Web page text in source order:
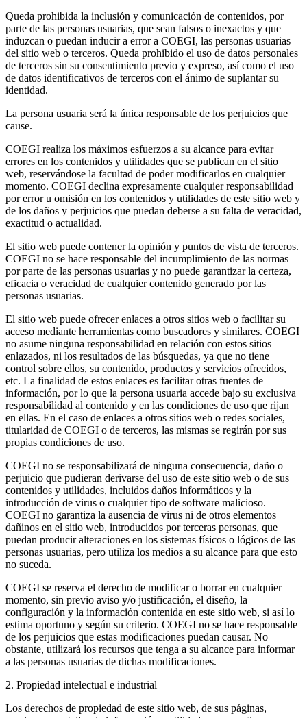
Queda prohibida la inclusión y comunicación de contenidos, por
parte de las personas usuarias, que sean falsos o inexactos y que
induzcan o puedan inducir a error a COEGI, las personas usuarias
del sitio web o terceros. Queda prohibido el uso de datos personales
de terceros sin su consentimiento previo y expreso, así como el uso
de datos identificativos de terceros con el ánimo de suplantar su
identidad.
La persona usuaria será la única responsable de los perjuicios que
cause.
COEGI realiza los máximos esfuerzos a su alcance para evitar
errores en los contenidos y utilidades que se publican en el sitio
web, reservándose la facultad de poder modificarlos en cualquier
momento. COEGI declina expresamente cualquier responsabilidad
por error u omisión en los contenidos y utilidades de este sitio web y
de los daños y perjuicios que puedan deberse a su falta de veracidad,
exactitud o actualidad.
El sitio web puede contener la opinión y puntos de vista de terceros.
COEGI no se hace responsable del incumplimiento de las normas
por parte de las personas usuarias y no puede garantizar la certeza,
eficacia o veracidad de cualquier contenido generado por las
personas usuarias.
El sitio web puede ofrecer enlaces a otros sitios web o facilitar su
acceso mediante herramientas como buscadores y similares. COEGI
no asume ninguna responsabilidad en relación con estos sitios
enlazados, ni los resultados de las búsquedas, ya que no tiene
control sobre ellos, su contenido, productos y servicios ofrecidos,
etc. La finalidad de estos enlaces es facilitar otras fuentes de
información, por lo que la persona usuaria accede bajo su exclusiva
responsabilidad al contenido y en las condiciones de uso que rijan
en ellas. En el caso de enlaces a otros sitios web o redes sociales,
titularidad de COEGI o de terceros, las mismas se regirán por sus
propias condiciones de uso.
COEGI no se responsabilizará de ninguna consecuencia, daño o
perjuicio que pudieran derivarse del uso de este sitio web o de sus
contenidos y utilidades, incluidos daños informáticos y la
introducción de virus o cualquier tipo de software malicioso.
COEGI no garantiza la ausencia de virus ni de otros elementos
dañinos en el sitio web, introducidos por terceras personas, que
puedan producir alteraciones en los sistemas físicos o lógicos de las
personas usuarias, pero utiliza los medios a su alcance para que esto
no suceda.
COEGI se reserva el derecho de modificar o borrar en cualquier
momento, sin previo aviso y/o justificación, el diseño, la
configuración y la información contenida en este sitio web, si así lo
estima oportuno y según su criterio. COEGI no se hace responsable
de los perjuicios que estas modificaciones puedan causar. No
obstante, utilizará los recursos que tenga a su alcance para informar
a las personas usuarias de dichas modificaciones.
2. Propiedad intelectual e industrial
Los derechos de propiedad de este sitio web, de sus páginas,